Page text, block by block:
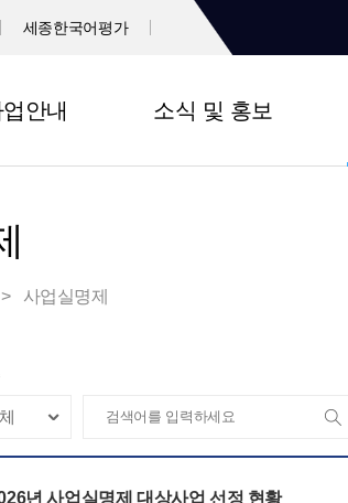
세종한국어평가
안내 소식 및 홍보
사업실명제
년 사업실명제 대상사업 선정 현황